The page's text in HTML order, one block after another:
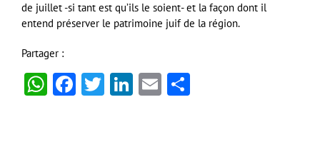
de juillet -si tant est qu’ils le soient- et la façon dont il
entend préserver le patrimoine juif de la région.
Partager :
WhatsApp
Facebook
Twitter
LinkedIn
Email